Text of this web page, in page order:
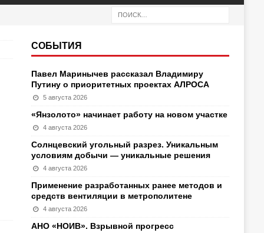
СОБЫТИЯ
Павел Маринычев рассказал Владимиру
Путину о приоритетных проектах АЛРОСА
5 августа 2026
«Янзолото» начинает работу на новом участке
4 августа 2026
Солнцевский угольный разрез. Уникальным
условиям добычи — уникальные решения
4 августа 2026
Применение разработанных ранее методов и
средств вентиляции в метрополитене
4 августа 2026
АНО «НОИВ». Взрывной прогресс